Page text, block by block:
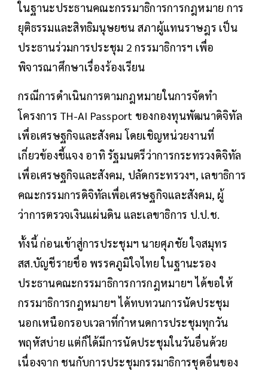
ในฐานะประธานคณะกรรมาธิการการกฎหมาย การ
ยุติธรรมและสิทธิมนุษยชน สภาผู้แทนราษฎร เป็น
ประธานร่วมการประชุม 2 กรรมาธิการฯ เพื่อ
พิจารณาศึกษาเรื่องร้องเรียน
กรณีการดำเนินการตามกฎหมายในการจัดทำ
โครงการ TH-AI Passport ของกองทุนพัฒนาดิจิทัล
เพื่อเศรษฐกิจและสังคม โดยเชิญหน่วยงานที่
เกี่ยวข้องชี้แจง อาทิ รัฐมนตรีว่าการกระทรวงดิจิทัล
เพื่อเศรษฐกิจและสังคม, ปลัดกระทรวงฯ, เลขาธิการ
คณะกรรมการดิจิทัลเพื่อเศรษฐกิจและสังคม, ผู้
ว่าการตรวจเงินแผ่นดิน และเลขาธิการ ป.ป.ช.
ทั้งนี้ ก่อนเข้าสู่การประชุมฯ นายศุภชัย ใจสมุทร
สส.บัญชีรายชื่อ พรรคภูมิใจไทย ในฐานะรอง
ประธานคณะกรรมาธิการการกฎหมายฯ ได้ขอให้
กรรมาธิการกฎหมายฯ ได้ทบทวนการนัดประชุม
นอกเหนือกรอบเวลาที่กำหนดการประชุมทุกวัน
พฤหัสบ่าย แต่ก็ได้มีการนัดประชุมในวันอื่นด้วย
เนื่องจาก ชนกับการประชุมกรรมาธิการชุดอื่นของ